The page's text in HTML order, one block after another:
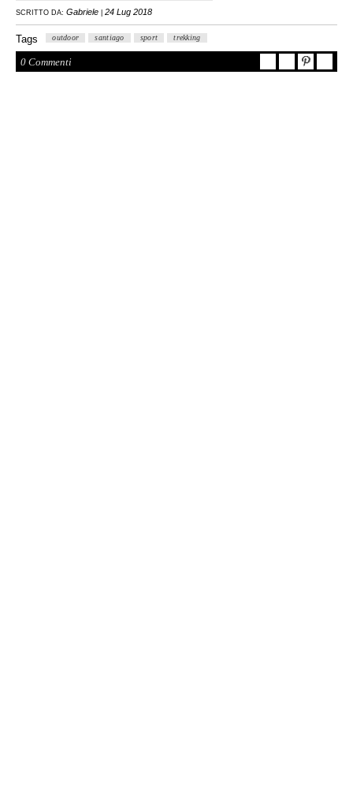
SCRITTO DA: Gabriele 24 Lug 2018
Tags outdoor santiago sport trekking
0 Commenti